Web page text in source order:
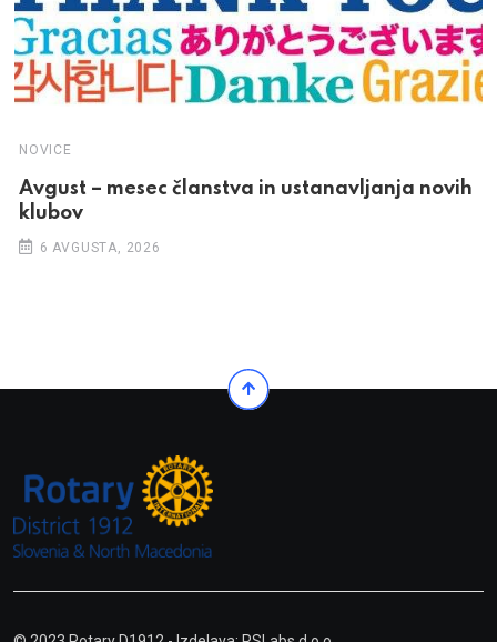
NOVICE
Avgust – mesec članstva in ustanavljanja novih
klubov
6 AVGUSTA, 2026